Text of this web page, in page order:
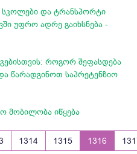
სკოლები და ტრანსპორტი
უფრო ადრე გაიხსნება -
როგორ შეფასდება
წარადგინოთ საპრეტენზიო
მობილობა იწყება
1314 1315 1316